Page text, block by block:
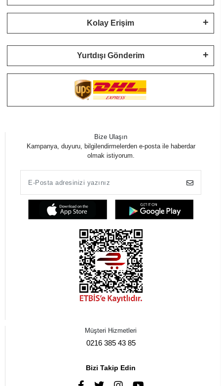
Kolay Erişim
Yurtdışı Gönderim
Bize Ulaşın
Kampanya, duyuru, bilgilendirmelerden e-posta ile haberdar
olmak istiyorum.
Müşteri Hizmetleri
0216 385 43 85
Bizi Takip Edin